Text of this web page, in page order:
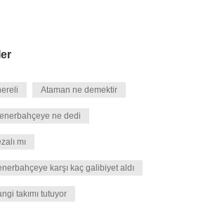
Ataman ne demektir
ne dedi
mı
karşı kaç galibiyet aldı
takımı tutuyor